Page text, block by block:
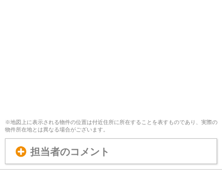
※地図上に表示される物件の位置は付近住所に所在することを表すものであり、実際の
物件所在地とは異なる場合がございます。
担当者のコメント